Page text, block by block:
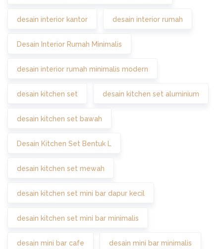
desain interior kantor desain interior rumah
Desain Interior Rumah Minimalis
desain interior rumah minimalis modern
desain kitchen set desain kitchen set aluminium
desain kitchen set bawah
Desain Kitchen Set Bentuk L
desain kitchen set mewah
desain kitchen set mini bar dapur kecil
desain kitchen set mini bar minimalis
desain mini bar cafe desain mini bar minimalis